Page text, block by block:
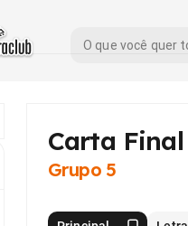
Carta Final
Grupo 5